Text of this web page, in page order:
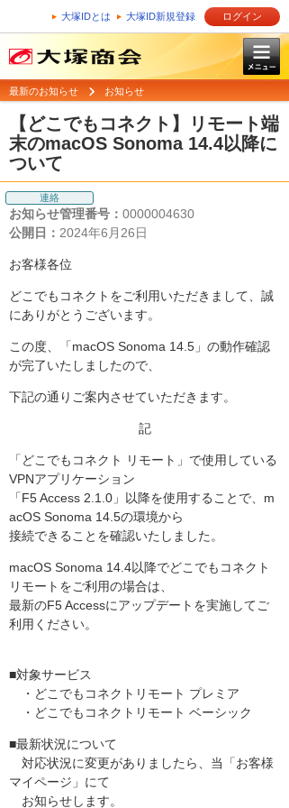
大塚IDとは 大塚ID新規登録 ログイン
最新のお知らせ お知らせ
【どこでもコネクト】リモート端
末のmacOS Sonoma 14.4以降に
ついて
連絡
お知らせ管理番号： 0000004630
公開日： 2024年6月26日
お客様各位
どこでもコネクトをご利用いただきまして、誠
にありがとうございます。
この度、「macOS Sonoma 14.5」の動作確認
が完了いたしましたので、
下記の通りご案内させていただきます。
記
「どこでもコネクト リモート」で使用している
VPNアプリケーション
「F5 Access 2.1.0」以降を使用することで、m
acOS Sonoma 14.5の環境から
接続できることを確認いたしました。
macOS Sonoma 14.4以降でどこでもコネクト
リモートをご利用の場合は、
最新のF5 Accessにアップデートを実施してご
利用ください。
■対象サービス
・どこでもコネクトリモート プレミア
・どこでもコネクトリモート ベーシック
■最新状況について
対応状況に変更がありましたら、当「お客様
マイページ」にて
お知らせします。